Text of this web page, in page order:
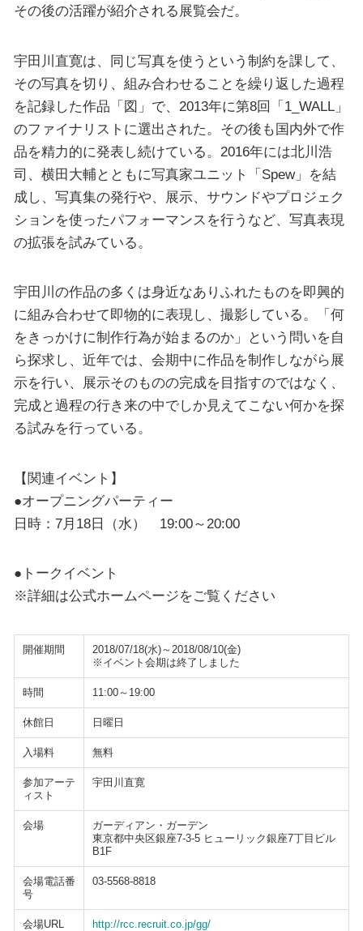
その後の活躍が紹介される展覧会だ。
宇田川直寛は、同じ写真を使うという制約を課して、
その写真を切り、組み合わせることを繰り返した過程
を記録した作品「図」で、2013年に第8回「1_WALL」
のファイナリストに選出された。その後も国内外で作
品を精力的に発表し続けている。2016年には北川浩
司、横田大輔とともに写真家ユニット「Spew」を結
成し、写真集の発行や、展示、サウンドやプロジェク
ションを使ったパフォーマンスを行うなど、写真表現
の拡張を試みている。
宇田川の作品の多くは身近なありふれたものを即興的
に組み合わせて即物的に表現し、撮影している。「何
をきっかけに制作行為が始まるのか」という問いを自
ら探求し、近年では、会期中に作品を制作しながら展
示を行い、展示そのものの完成を目指すのではなく、
完成と過程の行き来の中でしか見えてこない何かを探
る試みを行っている。
【関連イベント】
●オープニングパーティー
日時：7月18日（水） 19:00～20:00
●トークイベント
※詳細は公式ホームページをご覧ください
開催期間
2018/07/18(水)～2018/08/10(金)
※イベント会期は終了しました
時間 11:00～19:00
休館日 日曜日
入場料 無料
参加アーテ
ィスト
宇田川直寛
会場
ガーディアン・ガーデン
東京都中央区銀座7-3-5 ヒューリック銀座7丁目ビル
B1F
会場電話番
号
03-5568-8818
会場URL http://rcc.recruit.co.jp/gg/